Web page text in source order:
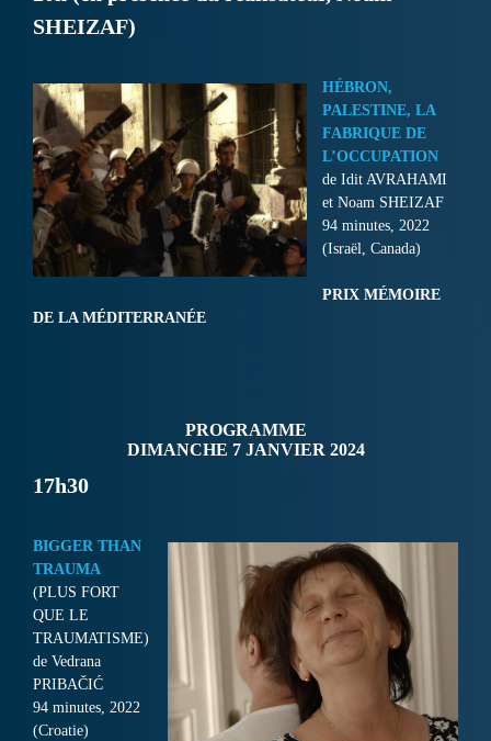
SHEIZAF)
HÉBRON,
PALESTINE, LA
FABRIQUE DE
L’OCCUPATION
de Idit AVRAHAMI
et Noam SHEIZAF
94 minutes, 2022
(Israël, Canada)
PRIX MÉMOIRE
DE LA MÉDITERRANÉE
PROGRAMME
DIMANCHE 7 JANVIER 2024
17h30
BIGGER THAN
TRAUMA
(PLUS FORT
QUE LE
TRAUMATISME)
de Vedrana
PRIBAČIĆ
94 minutes, 2022
(Croatie)